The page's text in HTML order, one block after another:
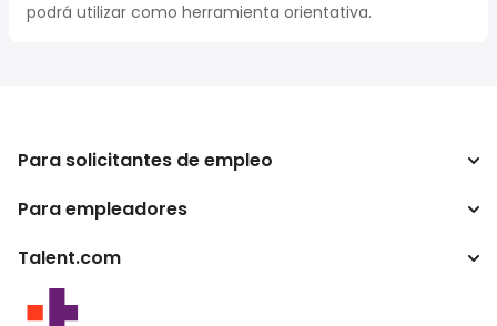
podrá utilizar como herramienta orientativa.
Para solicitantes de empleo
Buscador de trabajo
Conversor de salario
Para empleadores
Empresa
Talent.com
Otros países